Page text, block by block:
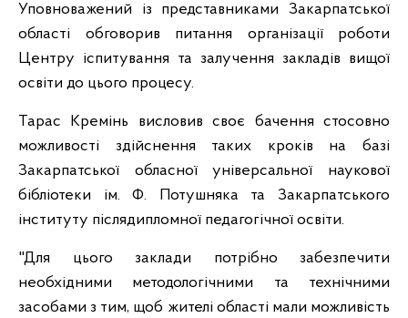
Уповноважений із представниками Закарпатської
області обговорив питання організації роботи
Центру іспитування та залучення закладів вищої
освіти до цього процесу.
Тарас Кремінь висловив своє бачення стосовно
можливості здійснення таких кроків на базі
Закарпатської обласної універсальної наукової
бібліотеки ім. Ф. Потушняка та Закарпатського
інституту післядипломної педагогічної освіти.
"Для цього заклади потрібно забезпечити
необхідними методологічними та технічними
засобами з тим, щоб жителі області мали можливість